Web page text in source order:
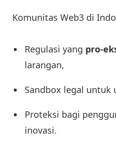
Komunitas Web3 di
Regulasi yang pro-
larangan,
Sandbox legal untuk
Proteksi bagi
inovasi.